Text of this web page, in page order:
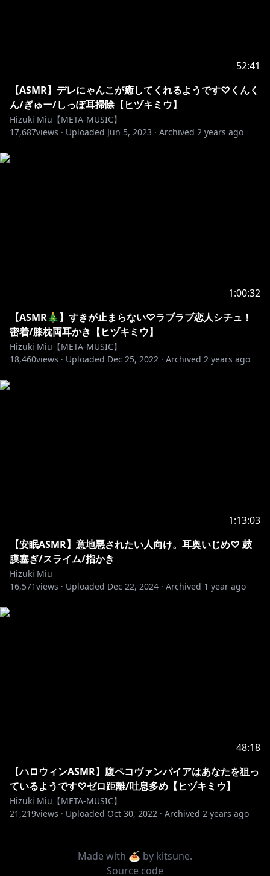
52:41
【ASMR】デレにゃんこが癒してくれるようです♡くんく
ん/ぎゅー/しっぽ耳掃除【ヒヅキミウ】
Hizuki Miu【META-MUSIC】
17,687views · Uploaded Jun 5, 2023 · Archived 2 years ago
1:00:32
【ASMR🎄】すきが止まらない♡ラブラブ恋人シチュ！
密着/膝枕両耳かき【ヒヅキミウ】
Hizuki Miu【META-MUSIC】
18,460views · Uploaded Dec 25, 2022 · Archived 2 years ago
1:13:03
【安眠ASMR】意地悪されたい人向け。耳奥いじめ♡ 鼓
膜塞ぎ/スライム/指かき
Hizuki Miu
16,571views · Uploaded Dec 22, 2024 · Archived 1 year ago
48:18
【ハロウィンASMR】腹ペコヴァンパイアはあなたを狙っ
ているようです♡ゼロ距離/吐息多め【ヒヅキミウ】
Hizuki Miu【META-MUSIC】
21,219views · Uploaded Oct 30, 2022 · Archived 2 years ago
Made with 🍝 by kitsune.
Source code